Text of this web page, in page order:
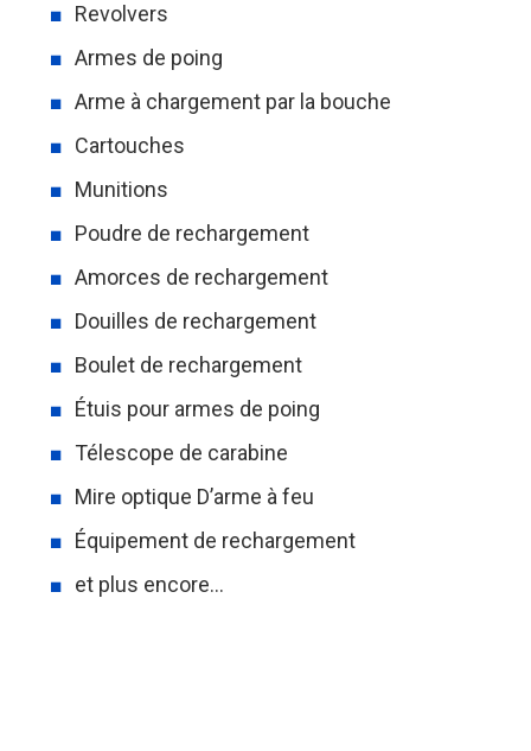
Revolvers
Armes de poing
Arme à chargement par la bouche
Cartouches
Munitions
Poudre de rechargement
Amorces de rechargement
Douilles de rechargement
Boulet de rechargement
Étuis pour armes de poing
Télescope de carabine
Mire optique D’arme à feu
Équipement de rechargement
et plus encore…